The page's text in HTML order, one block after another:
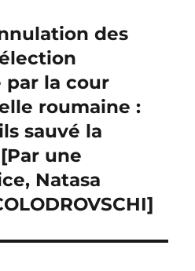
des
la cour
roumaine :
sauvé la
une
Natasa